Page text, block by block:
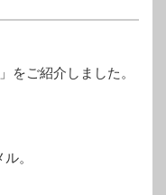
をご紹介しました。
。